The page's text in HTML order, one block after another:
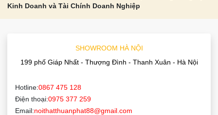
Kinh Doanh và Tài Chính Doanh Nghiệp
SHOWROOM HÀ NỘI
199 phố Giáp Nhất - Thượng Đình - Thanh Xuân - Hà Nội
Hotline:0867 475 128
Điện thoại:0975 377 259
Email:noithatthuanphat88@gmail.com